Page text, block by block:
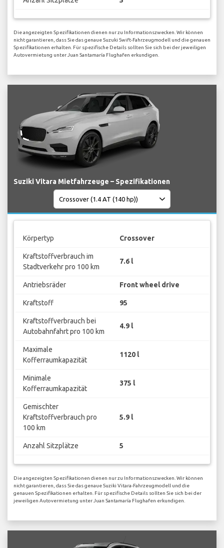
Die angezeigten Spezifikationen dienen nur zu Informationszwecken. Wir können
nicht garantieren, dass Sie das genaue Suzuki Swift-Fahrzeugmodell und die genauen
Spezifikationen erhalten. Für spezifische Details sollten Sie sich bei der jeweiligen
Autovermietung unter Juan Santamaría Flughafen erkundigen.
Suziki Vitara Mietfahrzeuge – Spezifikationen
Körpertyp Crossover
Kraftstoffverbrauch im
Stadtverkehr pro 100 km
7.6 l
Antriebsräder Front wheel drive
Kraftstoff 95
Kraftstoffverbrauch bei
Autobahnfahrt pro 100 km
4.9 l
Maximale
Kofferraumkapazität
1120 l
Minimale
Kofferraumkapazität
375 l
Gemischter
Kraftstoffverbrauch pro
100 km
5.9 l
Anzahl Sitzplätze 5
Die angezeigten Spezifikationen dienen nur zu Informationszwecken. Wir können
nicht garantieren, dass Sie das genaue Suziki Vitara-Fahrzeugmodell und die
genauen Spezifikationen erhalten. Für spezifische Details sollten Sie sich bei der
jeweiligen Autovermietung unter Juan Santamaría Flughafen erkundigen.